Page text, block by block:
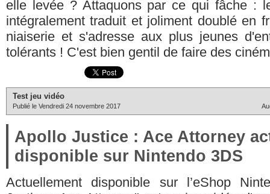
elle levée ? Attaquons par ce qui fâche :
intégralement traduit et joliment doublé en
niaiserie et s'adresse aux plus jeunes
tolérants ! C'est bien gentil de faire des
Test jeu vidéo
Publié le Vendredi 24 novembre 2017
Apollo Justice : Ace Attorney
disponible sur Nintendo 3DS
Actuellement disponible sur l’eShop